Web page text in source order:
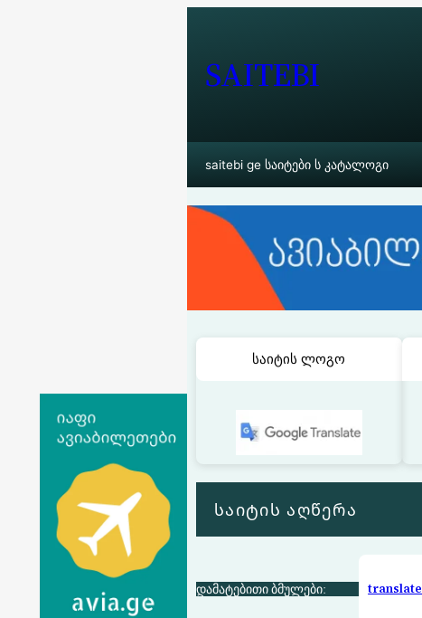
SAITEBI
saitebi ge საიტები ს კატალოგი
საიტის ლოგო
საიტის აღწერა
დამატებითი ბმულები: translate